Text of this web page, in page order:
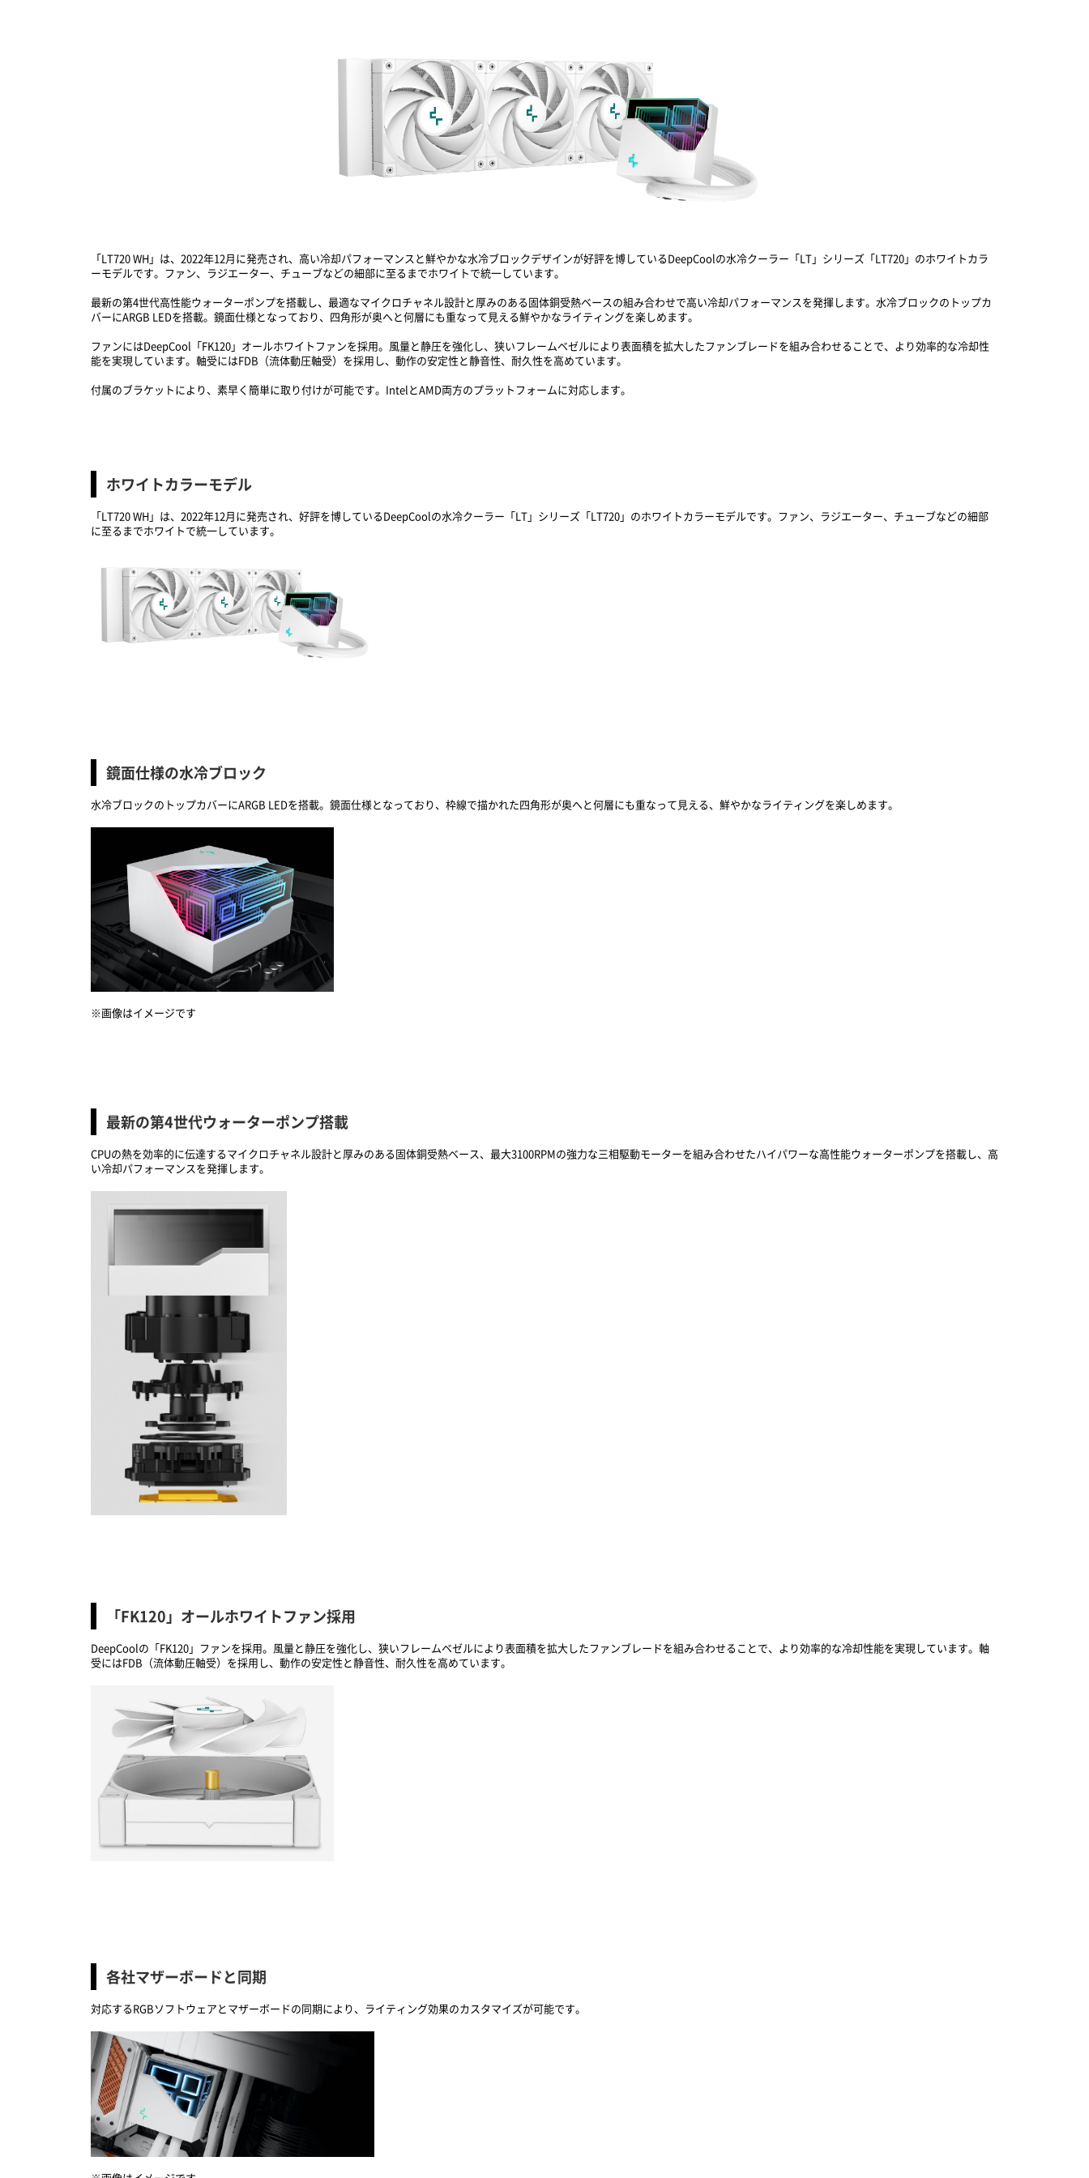
「LT720 WH」は、2022年12月に発売され、高い冷却パフォーマンスと鮮やかな水冷ブロックデザインが好評を博しているDeepCoolの水冷クーラー「LT」シリーズ「LT720」のホワイトカラ
ーモデルです。ファン、ラジエーター、チューブなどの細部に至るまでホワイトで統一しています。
最新の第4世代高性能ウォーターポンプを搭載し、最適なマイクロチャネル設計と厚みのある固体銅受熱ベースの組み合わせで高い冷却パフォーマンスを発揮します。水冷ブロックのトップカ
バーにARGB LEDを搭載。鏡面仕様となっており、四角形が奥へと何層にも重なって見える鮮やかなライティングを楽しめます。
ファンにはDeepCool「FK120」オールホワイトファンを採用。風量と静圧を強化し、狭いフレームベゼルにより表面積を拡大したファンブレードを組み合わせることで、より効率的な冷却性
能を実現しています。軸受にはFDB（流体動圧軸受）を採用し、動作の安定性と静音性、耐久性を高めています。
付属のブラケットにより、素早く簡単に取り付けが可能です。IntelとAMD両方のプラットフォームに対応します。
ホワイトカラーモデル
「LT720 WH」は、2022年12月に発売され、好評を博しているDeepCoolの水冷クーラー「LT」シリーズ「LT720」のホワイトカラーモデルです。ファン、ラジエーター、チューブなどの細部
に至るまでホワイトで統一しています。
鏡面仕様の水冷ブロック
水冷ブロックのトップカバーにARGB LEDを搭載。鏡面仕様となっており、枠線で描かれた四角形が奥へと何層にも重なって見える、鮮やかなライティングを楽しめます。
※画像はイメージです
最新の第4世代ウォーターポンプ搭載
CPUの熱を効率的に伝達するマイクロチャネル設計と厚みのある固体銅受熱ベース、最大3100RPMの強力な三相駆動モーターを組み合わせたハイパワーな高性能ウォーターポンプを搭載し、高
い冷却パフォーマンスを発揮します。
「FK120」オールホワイトファン採用
DeepCoolの「FK120」ファンを採用。風量と静圧を強化し、狭いフレームベゼルにより表面積を拡大したファンブレードを組み合わせることで、より効率的な冷却性能を実現しています。軸
受にはFDB（流体動圧軸受）を採用し、動作の安定性と静音性、耐久性を高めています。
各社マザーボードと同期
対応するRGBソフトウェアとマザーボードの同期により、ライティング効果のカスタマイズが可能です。